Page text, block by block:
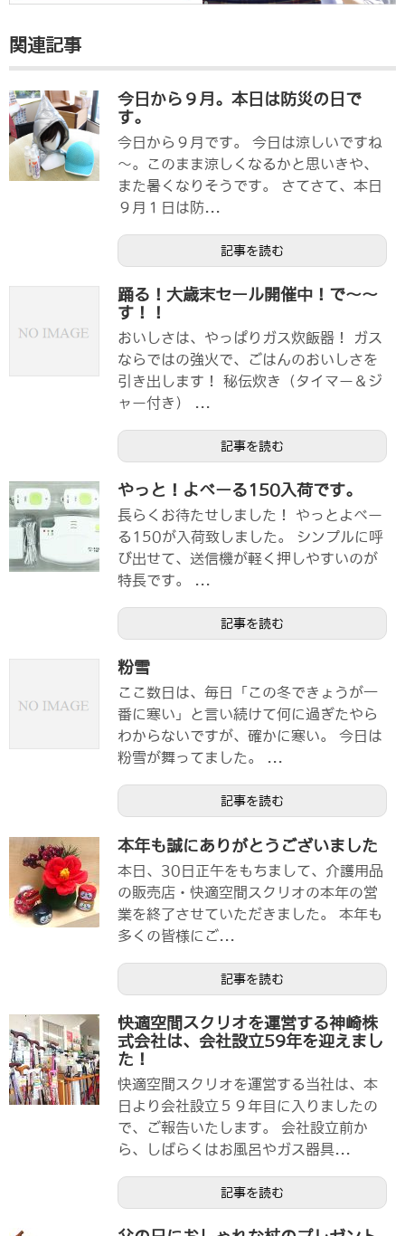
関連記事
今日から９月。本日は防災の日で
す。
今日から９月です。 今日は涼しいですね
～。このまま涼しくなるかと思いきや、
また暑くなりそうです。 さてさて、本日
９月１日は防...
記事を読む
踊る！大歳末セール開催中！で〜〜
す！！
おいしさは、やっぱりガス炊飯器！ ガス
ならではの強火で、ごはんのおいしさを
引き出します！ 秘伝炊き（タイマー＆ジ
ャー付き） ...
記事を読む
やっと！よべーる150入荷です。
長らくお待たせしました！ やっとよべー
る150が入荷致しました。 シンプルに呼
び出せて、送信機が軽く押しやすいのが
特長です。 ...
記事を読む
粉雪
ここ数日は、毎日「この冬できょうが一
番に寒い」と言い続けて何に過ぎたやら
わからないですが、確かに寒い。 今日は
粉雪が舞ってました。 ...
記事を読む
本年も誠にありがとうございました
本日、30日正午をもちまして、介護用品
の販売店・快適空間スクリオの本年の営
業を終了させていただきました。 本年も
多くの皆様にご...
記事を読む
快適空間スクリオを運営する神崎株
式会社は、会社設立59年を迎えまし
た！
快適空間スクリオを運営する当社は、本
日より会社設立５９年目に入りましたの
で、ご報告いたします。 会社設立前か
ら、しばらくはお風呂やガス器具...
記事を読む